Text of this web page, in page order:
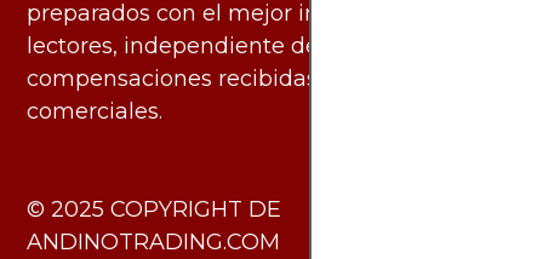
preparados con el mejor interés de los
lectores, independiente de las
compensaciones recibidas de socios
comerciales.
​© 2025 COPYRIGHT DE
ANDINOTRADING.COM